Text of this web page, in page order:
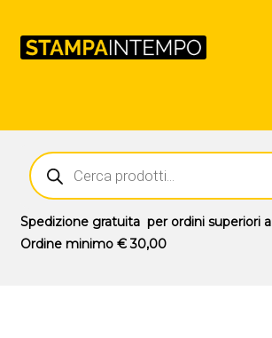
Outlet
Prodotti
Novità
Ricerca
prodotti
Spedizione gratuitaper ordini superiori a
Ordine minimo € 30,00